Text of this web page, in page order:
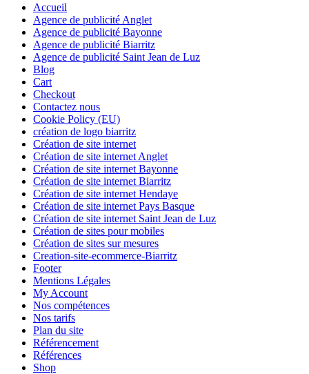
Accueil
Agence de publicité Anglet
Agence de publicité Bayonne
Agence de publicité Biarritz
Agence de publicité Saint Jean de Luz
Blog
Cart
Checkout
Contactez nous
Cookie Policy (EU)
création de logo biarritz
Création de site internet
Création de site internet Anglet
Création de site internet Bayonne
Création de site internet Biarritz
Création de site internet Hendaye
Création de site internet Pays Basque
Création de site internet Saint Jean de Luz
Création de sites pour mobiles
Création de sites sur mesures
Creation-site-ecommerce-Biarritz
Footer
Mentions Légales
My Account
Nos compétences
Nos tarifs
Plan du site
Référencement
Références
Shop